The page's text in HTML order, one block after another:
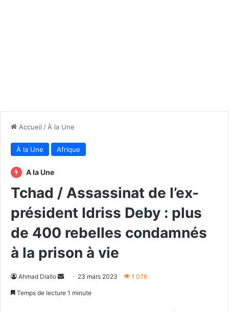
Accueil / À la Une
À la Une Afrique
A la Une
Tchad / Assassinat de l’ex-
président Idriss Deby : plus
de 400 rebelles condamnés
à la prison à vie
Ahmad Diallo
Envoyer23 mars 2023 1 076
Temps de lecture 1 minute